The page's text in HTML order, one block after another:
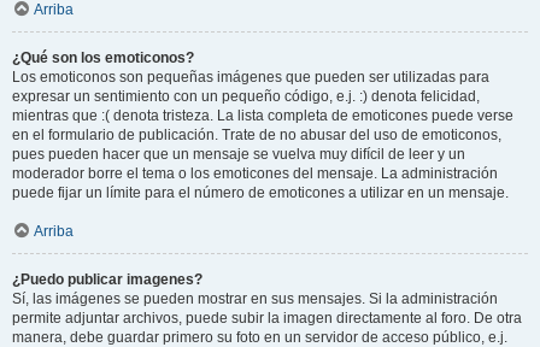
Arriba
¿Qué son los emoticonos?
Los emoticonos son pequeñas imágenes que pueden ser utilizadas para
expresar un sentimiento con un pequeño código, e.j. :) denota felicidad,
mientras que :( denota tristeza. La lista completa de emoticones puede verse
en el formulario de publicación. Trate de no abusar del uso de emoticonos,
pues pueden hacer que un mensaje se vuelva muy difícil de leer y un
moderador borre el tema o los emoticones del mensaje. La administración
puede fijar un límite para el número de emoticones a utilizar en un mensaje.
Arriba
¿Puedo publicar imagenes?
Sí, las imágenes se pueden mostrar en sus mensajes. Si la administración
permite adjuntar archivos, puede subir la imagen directamente al foro. De otra
manera, debe guardar primero su foto en un servidor de acceso público, e.j.